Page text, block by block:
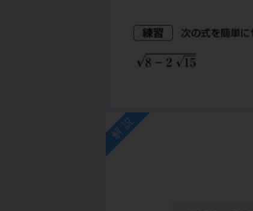
解説